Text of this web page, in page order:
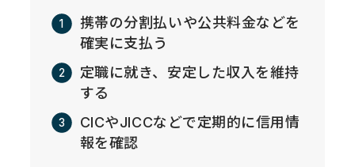
携帯の分割払いや公共料金などを
確実に支払う
定職に就き、安定した収入を維持
する
CICやJICCなどで定期的に信用情
報を確認